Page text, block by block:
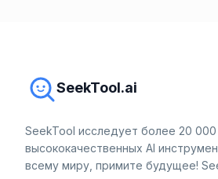
SeekTool.ai
SeekTool исследует более 20 000
высококачественных AI
всему миру, примите будущее!